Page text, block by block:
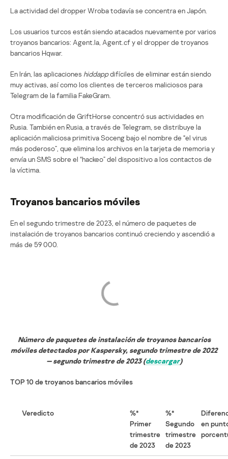
La actividad del dropper Wroba todavía se concentra en Japón.
Los usuarios turcos están siendo atacados nuevamente por varios
troyanos bancarios: Agent.la, Agent.cf y el dropper de troyanos
bancarios Hqwar.
En Irán, las aplicaciones hiddappdifíciles de eliminar están siendo
muy activas, así como los clientes de terceros maliciosos para
Telegram de la familia FakeGram.
Otra modificación de GriftHorse concentró sus actividades en
Rusia. También en Rusia, a través de Telegram, se distribuye la
aplicación maliciosa primitiva Soceng bajo el nombre de “el virus
más poderoso”, que elimina los archivos en la tarjeta de memoria y
envía un SMS sobre el “hackeo” del dispositivo a los contactos de
la víctima.
Troyanos bancarios móviles
En el segundo trimestre de 2023, el número de paquetes de
instalación de troyanos bancarios continuó creciendo y ascendió a
más de 59 000.
Número de paquetes de instalación de troyanos bancarios
móviles detectados por Kaspersky, segundo trimestre de 2022
— segundo trimestre de 2023 (descargar)
TOP 10 de troyanos bancarios móviles
Veredicto
%*
Primer
trimestre
de 2023
%*
Segundo
trimestre
de 2023
en